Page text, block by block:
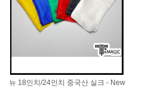
뉴 18인치/24인치 중국산 실크 - New